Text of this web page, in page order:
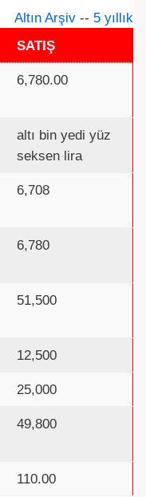
Altın Arşiv -- 5 yıllık
SATIŞ
6,780.00
altı bin yedi yüz
seksen lira
6,708
6,780
51,500
12,500
25,000
49,800
110.00